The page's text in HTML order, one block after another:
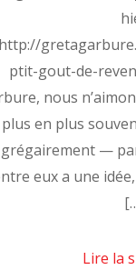
ptit-gout-de-
nous
plus en plus
grégairement —
eux a une
Lire la